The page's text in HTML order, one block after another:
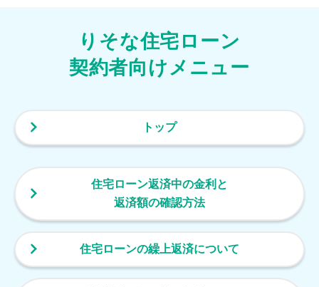
りそな住宅ローン
契約者向けメニュー
トップ
住宅ローン返済中の金利と
返済額の確認方法
住宅ローンの繰上返済について